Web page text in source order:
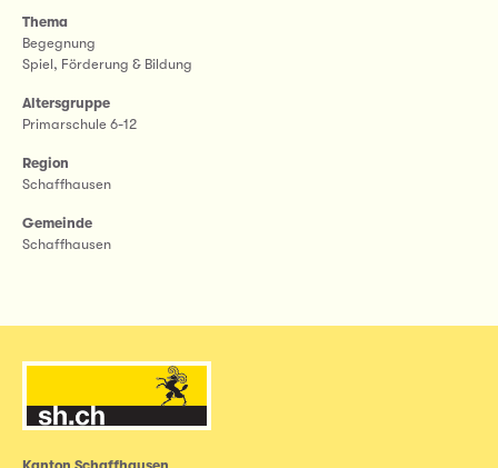
Thema
Begegnung
Spiel, Förderung & Bildung
Altersgruppe
Primarschule 6-12
Region
Schaffhausen
Gemeinde
Schaffhausen